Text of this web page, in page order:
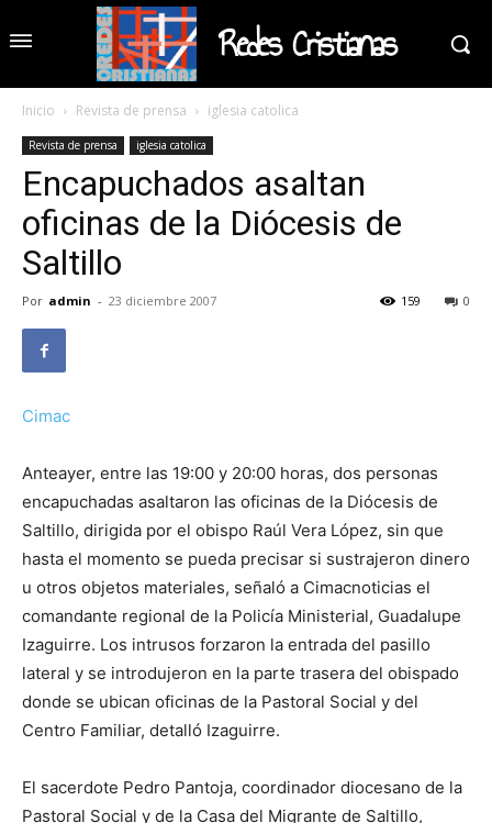
Redes Cristianas
Inicio Revista de prensa iglesia catolica
Revista de prensa iglesia catolica
Encapuchados asaltan
oficinas de la Diócesis de
Saltillo
Por admin - 23 diciembre 2007 0
159
Cimac
Anteayer, entre las 19:00 y 20:00 horas, dos personas
encapuchadas asaltaron las oficinas de la Diócesis de
Saltillo, dirigida por el obispo Raúl Vera López, sin que
hasta el momento se pueda precisar si sustrajeron dinero
u otros objetos materiales, señaló a Cimacnoticias el
comandante regional de la Policía Ministerial, Guadalupe
Izaguirre. Los intrusos forzaron la entrada del pasillo
lateral y se introdujeron en la parte trasera del obispado
donde se ubican oficinas de la Pastoral Social y del
Centro Familiar, detalló Izaguirre.
El sacerdote Pedro Pantoja, coordinador diocesano de la
Pastoral Social y de la Casa del Migrante de Saltillo,